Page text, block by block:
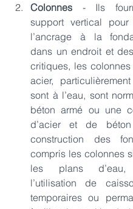
Colonnes - Ils
support vertical
l’ancrage à la
dans un endroit et
critiques, les
acier,
sont à l’eau, sont
béton armé ou une
d’acier et de
construction des
compris les colonnes
les plans d’eau,
l’utilisation de
temporaires ou